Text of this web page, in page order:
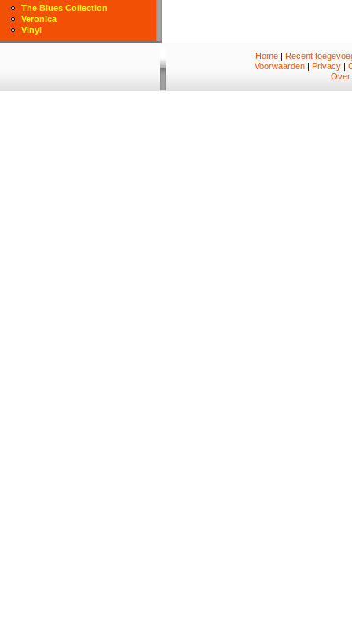
The Blues Collection
Veronica
Vinyl
Home| Recent
Voorwaarden | Privacy |
Over